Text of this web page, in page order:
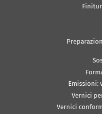
Emissioni:
Vernici
Vernici